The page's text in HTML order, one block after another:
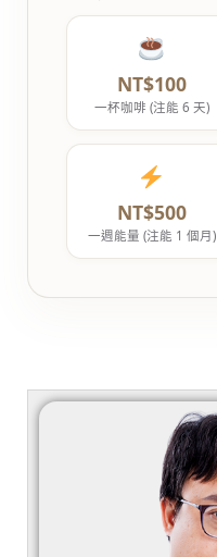
NT$100
一杯咖啡 (注能 6 天)
NT$500
一週能量 (注能 1 個月)